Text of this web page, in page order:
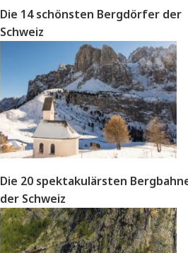
Die 14 schönsten Bergdörfer der
Schweiz
Die 20 spektakulärsten
der Schweiz